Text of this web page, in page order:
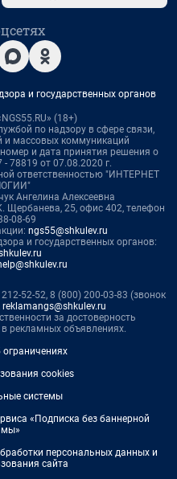
и государственных органов
(18+)
по надзору в сфере связи,
и массовых коммуникаций
и дата принятия решения о
78819 от 07.08.2020 г.
ответственностью "ИНТЕРНЕТ
Ангелина Алексеевна
Щербанева, 25, офис 402, телефон
08-69
ngs55@shkulev.ru
и государственных органов:
52-52, 8 (800) 200-03-83 (звонок
reklamangs@shkulev.ru
за достоверность
рекламных объявлениях.
cookies
системы
«Подписка без баннерной
персональных данных и
сайта